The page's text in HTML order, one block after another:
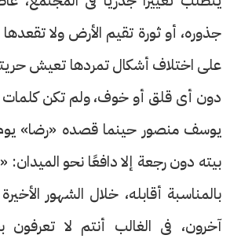
جذوره، أو ثورة تقيم الأرض ولا
على اختلاف أشكال تمردها تعيش
دون أى قلق أو خوف، ولم تكن كلمات
يوسف منصور حينما قصده «رضا»
بيته دون رجعة إلا دافعًا نحو
بالمناسبة أقابله، خلال الشهور
آخرون، فى الغالب أنتم لا